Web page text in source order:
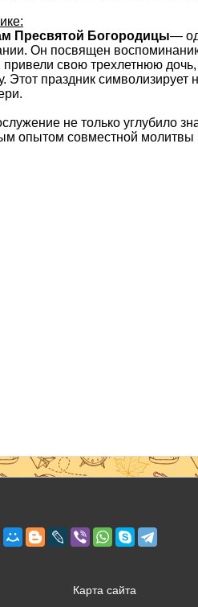
Пресвятой Богородицы—
Он посвящен
привели свою трехлетнюю
Этот праздник
не только углубило
опытом совместной молитвы
Карта сайта